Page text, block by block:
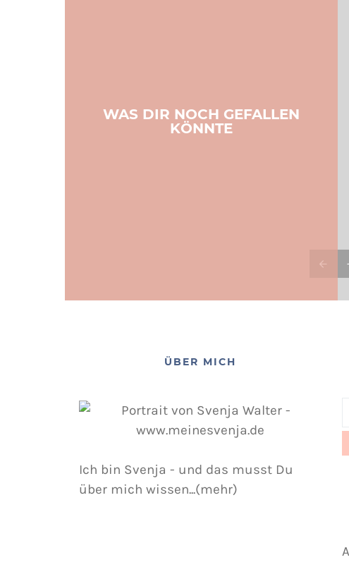
WAS DIR NOCH GEFALLEN
KÖNNTE
ÜBER MICH
Ich bin Svenja - und das musst Du
über mich wissen...(mehr)